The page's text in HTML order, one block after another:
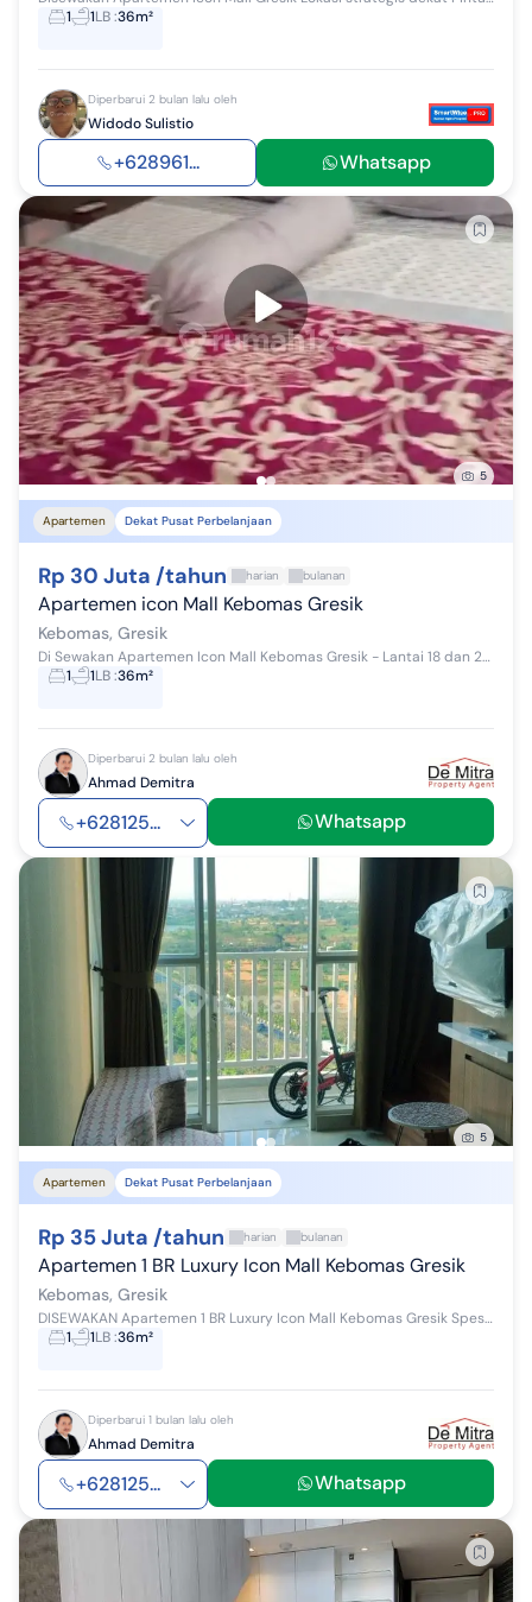
1
1LB:36m²
Diperbarui 2 bulan lalu oleh
Widodo Sulistio
+628961... Whatsapp
5
Apartemen Dekat Pusat Perbelanjaan
Rp 30 Juta /tahun harian bulanan
Apartemen icon Mall Kebomas Gresik
Kebomas, Gresik
Di Sewakan Apartemen Icon Mall Kebomas Gresik - Lantai 18 dan 29 - 1,5 lantai - Luas 36 m2 - Full furnished - View utara - kulkas , kompo...
1
1LB:36m²
Diperbarui 2 bulan lalu oleh
Ahmad Demitra
+628125... Whatsapp
5
Apartemen Dekat Pusat Perbelanjaan
Rp 35 Juta /tahun harian bulanan
Apartemen 1 BR Luxury Icon Mall Kebomas Gresik
Kebomas, Gresik
DISEWAKAN Apartemen 1 BR Luxury Icon Mall Kebomas Gresik Spesifikasi : - Luas : 36 m2 - 1 Bedroom - Lantai 12 Fasilitas: - Bedroom set - Tv -...
1
1LB:36m²
Diperbarui 1 bulan lalu oleh
Ahmad Demitra
+628125... Whatsapp